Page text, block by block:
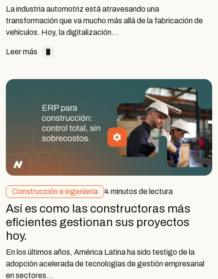
La industria automotriz está atravesando una
transformación que va mucho más allá de la fabricación de
vehículos. Hoy, la digitalización…
Leer más
Construcción e ingeniería 4 minutos de lectura
Así es como las constructoras más
eficientes gestionan sus proyectos
hoy.
En los últimos años, América Latina ha sido testigo de la
adopción acelerada de tecnologías de gestión empresarial
en sectores…